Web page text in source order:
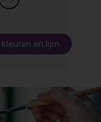
en lijm